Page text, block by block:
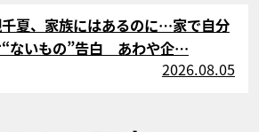
ル
夏、家族にはあるのに…家で自分
“ないもの”告白 あわや企…
2026.08.05